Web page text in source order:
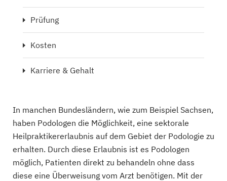
Prüfung
Kosten
Karriere & Gehalt
In manchen Bundesländern, wie zum Beispiel Sachsen,
haben Podologen die Möglichkeit, eine sektorale
Heilpraktikererlaubnis auf dem Gebiet der Podologie zu
erhalten. Durch diese Erlaubnis ist es Podologen
möglich, Patienten direkt zu behandeln ohne dass
diese eine Überweisung vom Arzt benötigen. Mit der